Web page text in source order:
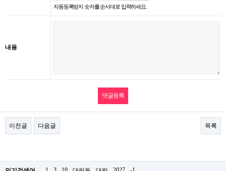
자동등록방지 숫자를 순서대로 입력하세요.
내용
이전글 다음글 목록